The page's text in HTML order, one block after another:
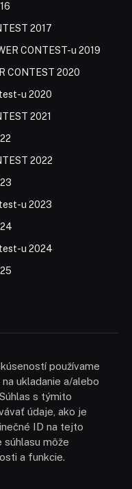
2017
CONTEST-u 2019
CONTEST 2020
u 2020
2021
2022
u 2023
u 2024
používame
ukladanie a/alebo
s týmito
údaje, ako je
ID na tejto
súhlasu môže
a funkcie.